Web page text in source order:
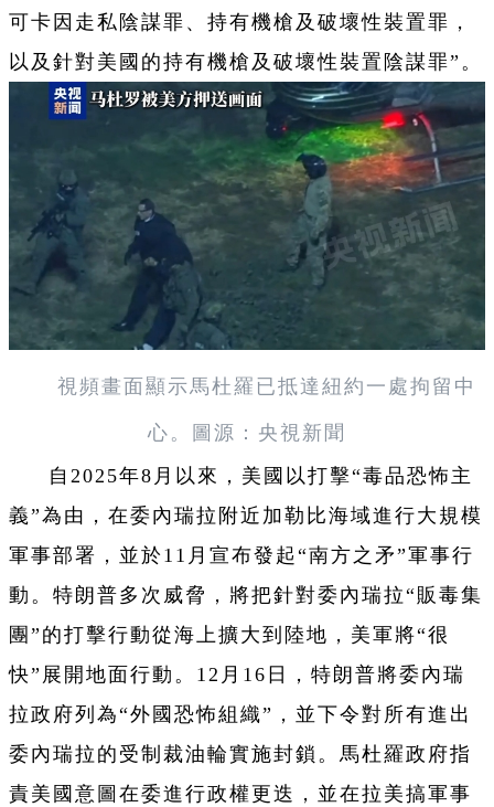
可卡因走私陰謀罪、持有機槍及破壞性裝置罪，
以及針對美國的持有機槍及破壞性裝置陰謀罪”。
視頻畫面顯示馬杜羅已抵達紐約一處拘留中
心。圖源：央視新聞
自2025年8月以來，美國以打擊“毒品恐怖主
義”為由，在委內瑞拉附近加勒比海域進行大規模
軍事部署，並於11月宣布發起“南方之矛”軍事行
動。特朗普多次威脅，將把針對委內瑞拉“販毒集
團”的打擊行動從海上擴大到陸地，美軍將“很
快”展開地面行動。12月16日，特朗普將委內瑞
拉政府列為“外國恐怖組織”，並下令對所有進出
委內瑞拉的受制裁油輪實施封鎖。馬杜羅政府指
責美國意圖在委進行政權更迭，並在拉美搞軍事